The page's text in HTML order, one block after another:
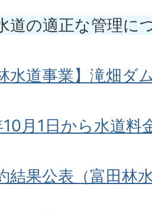
道の適正な管理に
水道事業】滝畑ダ
月1日から水道料
結果公表（富田林